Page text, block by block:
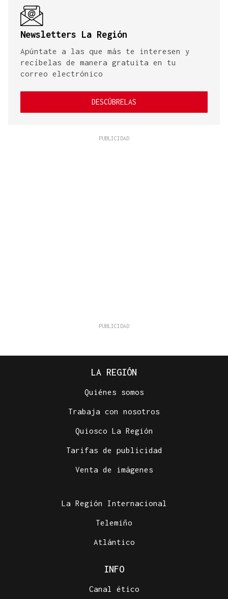
Newsletters La Región
Apúntate a las que más te interesen y
recíbelas de manera gratuita en tu
correo electrónico
DESCÚBRELAS
LA REGIÓN
Quiénes somos
Trabaja con nosotros
Quiosco La Región
Tarifas de publicidad
Venta de imágenes
La Región Internacional
Telemiño
Atlántico
INFO
Canal ético